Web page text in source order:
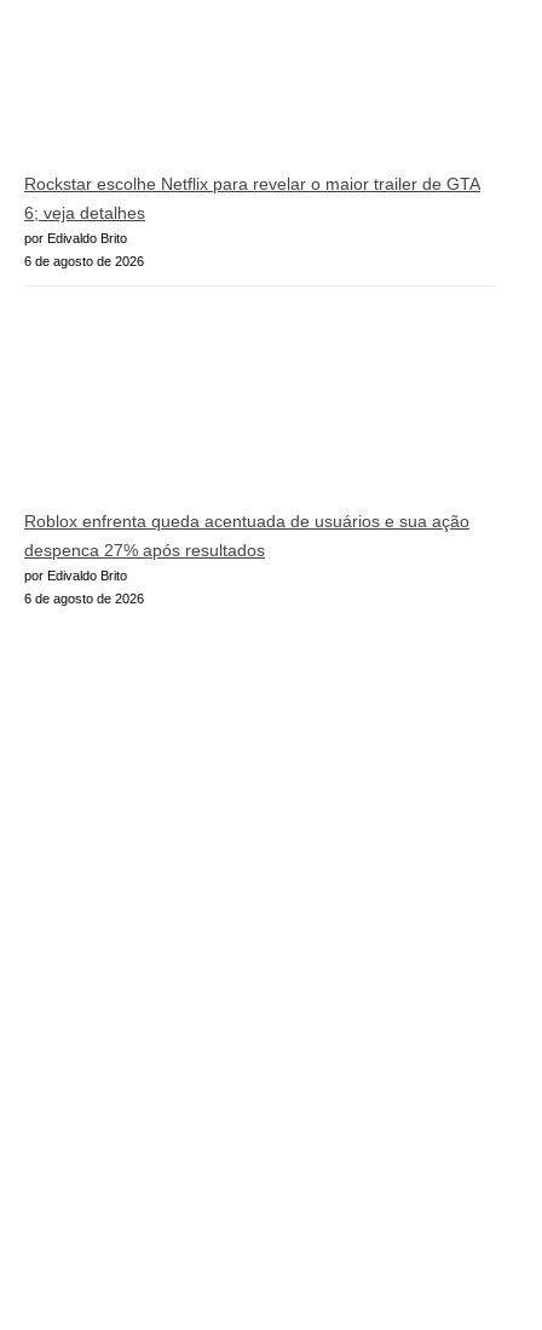
Rockstar escolhe Netflix para revelar o maior trailer de GTA
6; veja detalhes
por Edivaldo Brito
6 de agosto de 2026
Roblox enfrenta queda acentuada de usuários e sua ação
despenca 27% após resultados
por Edivaldo Brito
6 de agosto de 2026